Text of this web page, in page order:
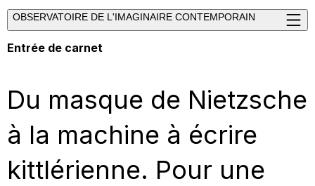
OBSERVATOIRE DE L'IMAGINAIRE CONTEMPORAIN
Entrée de carnet
Du masque de Nietzsche
à la machine à écrire
kittlérienne. Pour une